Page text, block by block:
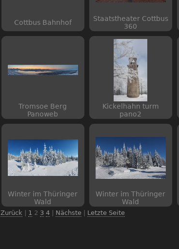
Cottbus Bahnhof
Staatstheater Cottbus
360
Tromsoe Berg
Panoweb
Kickelhahn turm
pano2
Winter im Thüringer
Wald
Winter im Thüringer
Wald
Zurück 1 2 3 4 Nächste Letzte Seite